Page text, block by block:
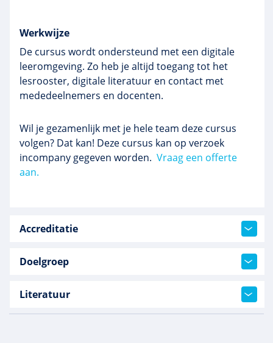
Werkwijze
De cursus wordt ondersteund met een digitale
leeromgeving. Zo heb je altijd toegang tot het
lesrooster, digitale literatuur en contact met
mededeelnemers en docenten.
Wil je gezamenlijk met je hele team deze cursus
volgen? Dat kan! Deze cursus kan op verzoek
incompany gegeven worden. Vraag een offerte
aan.
Accreditatie
Doelgroep
Literatuur